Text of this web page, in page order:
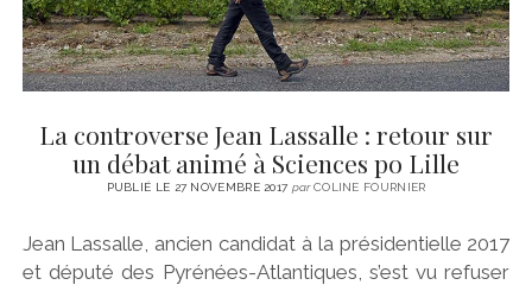
La controverse Jean Lassalle : retour sur
un débat animé à Sciences po Lille
PUBLIÉ LE 27 NOVEMBRE 2017 parCOLINE FOURNIER
Jean Lassalle, ancien candidat à la présidentielle 2017
et député des Pyrénées-Atlantiques, s’est vu refuser